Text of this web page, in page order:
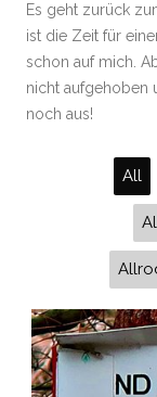
Es geht zurück
ist die Zeit für
schon auf mich.
nicht aufgehoben
noch aus!
All